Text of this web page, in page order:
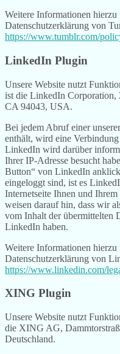
Weitere Informationen
Datenschutzerklärung von
https://www.tumblr.com/
LinkedIn Plugin
Unsere Website nutzt
ist die LinkedIn
CA 94043, USA.
Bei jedem Abruf einer
enthält, wird eine
LinkedIn wird darüber
Ihrer IP-Adresse besucht
Button“ von LinkedIn
eingeloggt sind, ist es
Internetseite Ihnen und
weisen darauf hin, dass wir
vom Inhalt der übermittelten
LinkedIn haben.
Weitere Informationen
Datenschutzerklärung von
https://www.linkedin.com/
XING Plugin
Unsere Website nutzt
die XING AG,
Deutschland.